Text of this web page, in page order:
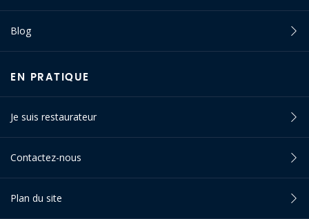
Blog
EN PRATIQUE
Je suis restaurateur
Contactez-nous
Plan du site